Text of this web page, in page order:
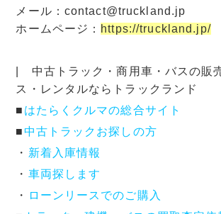
メール：contact@truckland.jp
ホームページ： https://truckland.jp/
| 中古トラック・商用車・バスの販
ス・レンタルならトラックランド
■ はたらくクルマの総合サイト
■中古トラックお探しの方
・ 新着入庫情報
・ 車両探します
・
ローンリースでのご購入